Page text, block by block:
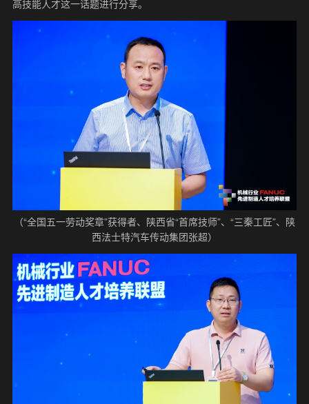
高技能人才这一话题进行分享。
（“全国五一劳动奖章”获得者、陕西省“首席技师”、“三秦工匠”、陕
西法士特汽车传动集团张超）